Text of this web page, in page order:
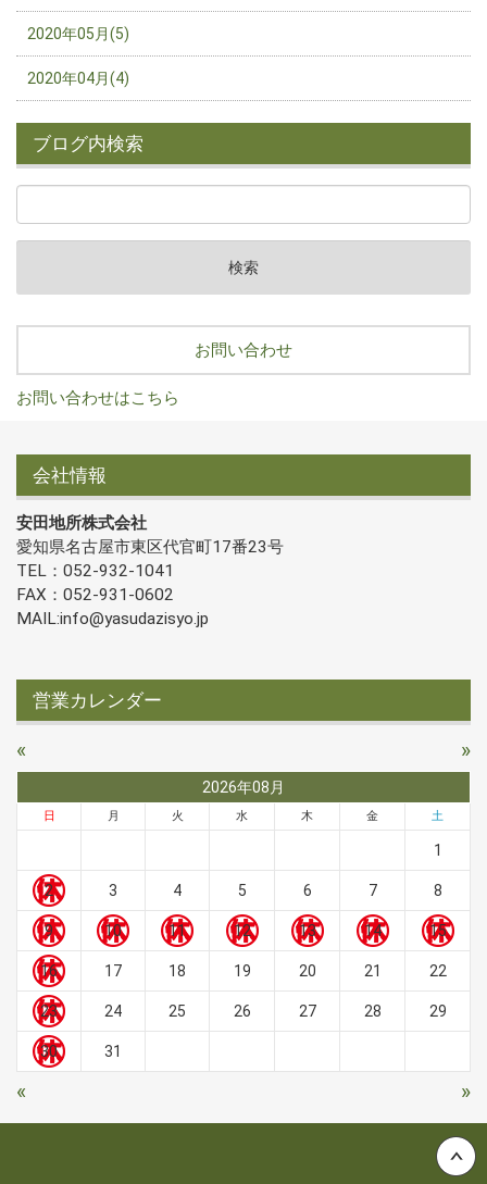
2020年05月(5)
2020年04月(4)
ブログ内検索
お問い合わせ
お問い合わせはこちら
会社情報
安田地所株式会社
愛知県名古屋市東区代官町17番23号
TEL：052-932-1041
FAX：052-931-0602
MAIL:info@yasudazisyo.jp
営業カレンダー
« »
2026年08月
日 月 火 水 木 金 土
1
2 3 4 5 6 7 8
9 10 11 12 13 14 15
16 17 18 19 20 21 22
23 24 25 26 27 28 29
30 31
« »